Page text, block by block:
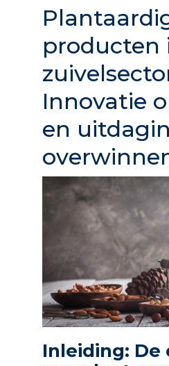
producten
Innovatie
en
Inleiding: De